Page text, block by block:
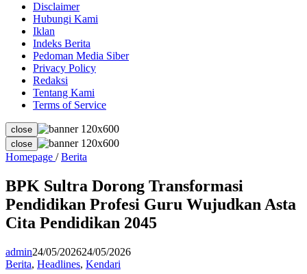
Disclaimer
Hubungi Kami
Iklan
Indeks Berita
Pedoman Media Siber
Privacy Policy
Redaksi
Tentang Kami
Terms of Service
close
close
Homepage / Berita
Dorong
Transformasi
Pendidikan
Profesi
Guru
Asta
Cita
BPK Sultra Dorong Transformasi
Pendidikan Profesi Guru Wujudkan Asta
Cita Pendidikan 2045
admin24/05/202624/05/2026
Berita, Headlines, Kendari